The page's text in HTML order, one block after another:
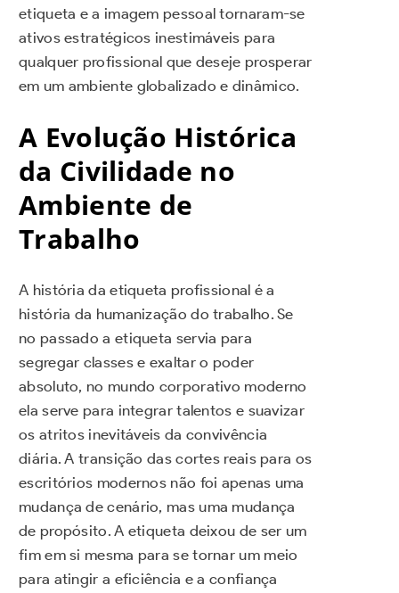
etiqueta e a imagem pessoal tornaram-se
ativos estratégicos inestimáveis para
qualquer profissional que deseje prosperar
em um ambiente globalizado e dinâmico.
A Evolução Histórica
da Civilidade no
Ambiente de
Trabalho
A história da etiqueta profissional é a
história da humanização do trabalho. Se
no passado a etiqueta servia para
segregar classes e exaltar o poder
absoluto, no mundo corporativo moderno
ela serve para integrar talentos e suavizar
os atritos inevitáveis da convivência
diária. A transição das cortes reais para os
escritórios modernos não foi apenas uma
mudança de cenário, mas uma mudança
de propósito. A etiqueta deixou de ser um
fim em si mesma para se tornar um meio
para atingir a eficiência e a confiança